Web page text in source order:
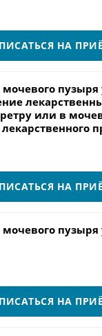
НА
мочевого
или в
НА
мочевого
НА